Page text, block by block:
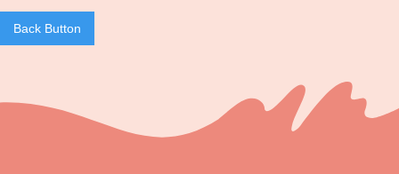
Back Button